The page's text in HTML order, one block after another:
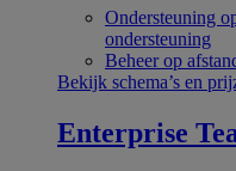
Ondersteuning
ondersteuning
Beheer op
Bekijk schema’s en
Enterprise